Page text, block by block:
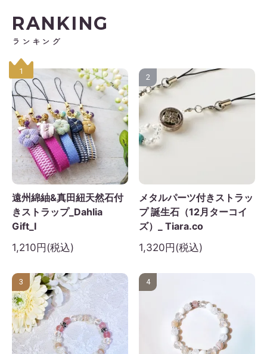
RANKING
ランキング
1
遠州綿紬&真田紐天然石付
きストラップ_Dahlia
Gift_I
1,210円(税込)
2
メタルパーツ付きストラッ
プ 誕生石（12月ターコイ
ズ）_ Tiara.co
1,320円(税込)
3 4